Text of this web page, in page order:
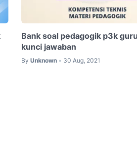
Bank soal pedagogik p3k
kunci jawaban
By Unknown • 30 Aug, 2021